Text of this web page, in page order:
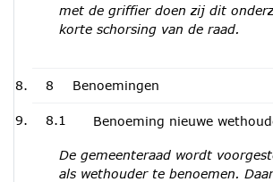
met de griffier doen zij dit
korte schorsing van de raad.
8 Benoemingen
8.1 Benoeming nieuwe
De gemeenteraad wordt
als wethouder te benoemen.